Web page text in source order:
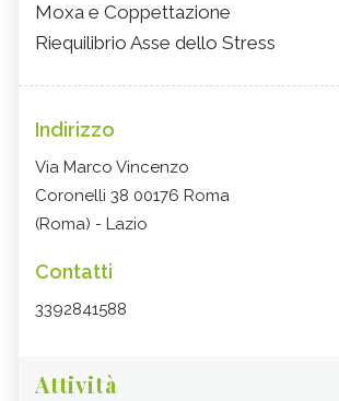
Moxa e Coppettazione
Riequilibrio Asse dello Stress
Indirizzo
Via Marco Vincenzo
Coronelli 38 00176 Roma
(Roma) - Lazio
Contatti
3392841588
Attività